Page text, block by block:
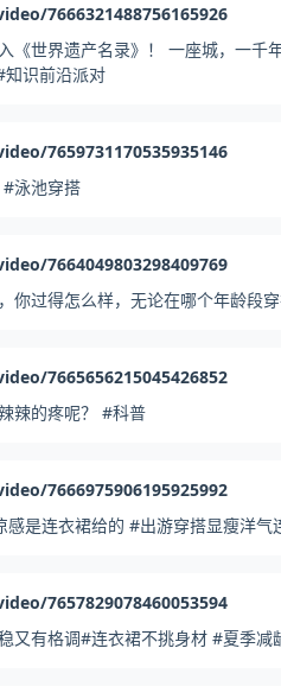
7666321488756165926
《世界遗产名录》！ 一座城，一
识前沿派对
7659731170535935146
泳池穿搭
7664049803298409769
你过得怎么样，无论在哪个年龄段
7665656215045426852
辣的疼呢？ #科普
7666975906195925992
感是连衣裙给的 #出游穿搭显瘦洋
7657829078460053594
又有格调#连衣裙不挑身材 #夏季减